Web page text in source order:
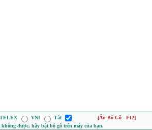
TELEX VNI Tắt
[Ẩn Bộ Gõ - F12]
được, hãy bật bộ gõ trên máy của bạn.